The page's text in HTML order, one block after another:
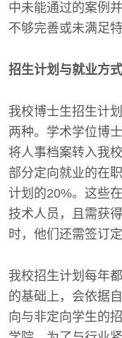
中未能通过的案例
不够完善或未满足
招生计划与就业方式
我校博士生招生计
两种。学术学位博
将人事档案转入我
部分定向就业的在
计划的20%。这些
技术人员，且需获
时，他们还需签订
我校招生计划每年
的基础上，会依据
向与非定向学生的